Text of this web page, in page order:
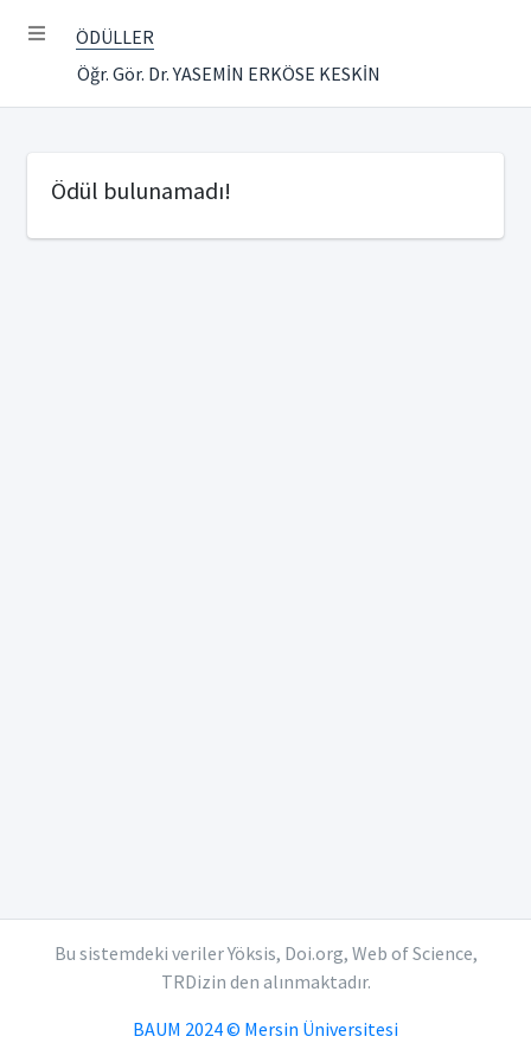
ÖDÜLLER
Öğr. Gör. Dr. YASEMİN ERKÖSE KESKİN
Ödül bulunamadı!
Bu sistemdeki veriler Yöksis, Doi.org, Web of Science,
TRDizin den alınmaktadır.
BAUM 2024 © Mersin Üniversitesi